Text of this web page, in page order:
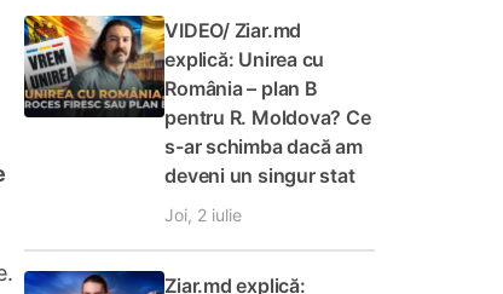
VIDEO/ Ziar.md
explică: Unirea cu
România – plan B
pentru R. Moldova? Ce
s-ar schimba dacă am
deveni un singur stat
Joi, 2 iulie
Ziar.md explică: